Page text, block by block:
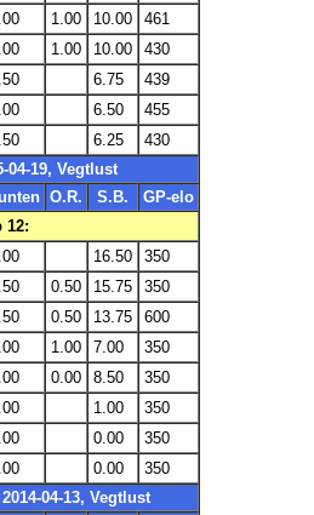
1.00 10.00
461
1.00 10.00
430
6.75
439
6.50
455
6.25
430
04-19, Vegtlust
O.R. S.B.
GP-elo
12:
16.50
350
0.50 15.75
350
0.50 13.75
600
1.00 7.00
350
0.00 8.50
350
1.00
350
0.00
350
0.00
350
2014-04-13, Vegtlust